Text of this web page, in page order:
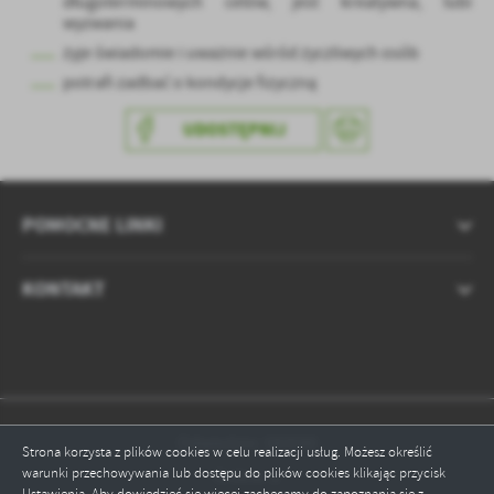
Strona korzysta z plików cookies w celu realizacji usług. Możesz określić
warunki przechowywania lub dostępu do plików cookies klikając przycisk
wyzwania
żyje świadomie i uważnie wśród życzliwych osób
potrafi zadbać o kondycje fizyczną
UDOSTĘPNIJ
POMOCNE LINKI
KONTAKT
Odwiedzin: 583580
Online: 2